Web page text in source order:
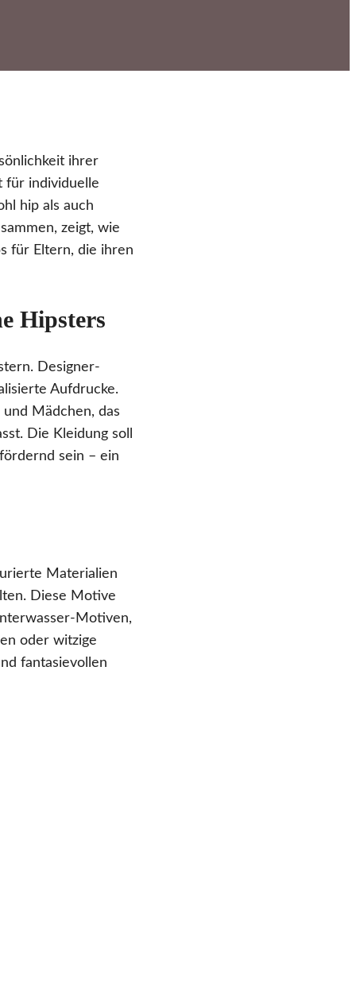
ihrer
für individuelle
hip als auch
zeigt, wie
für Eltern, die ihren
Hipsters
Designer-
Aufdrucke.
Mädchen, das
Die Kleidung soll
sein – ein
Materialien
Diese Motive
Motiven,
oder witzige
fantasievollen